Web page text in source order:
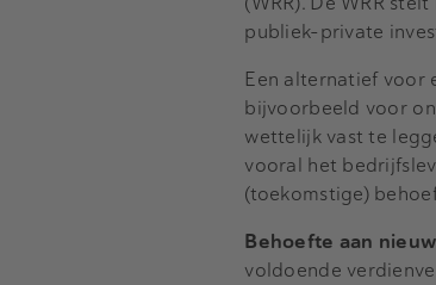
publiek-private
Een alternatief voor
bijvoorbeeld voor
wettelijk vast te
vooral het
(toekomstige)
Behoefte aan
voldoende